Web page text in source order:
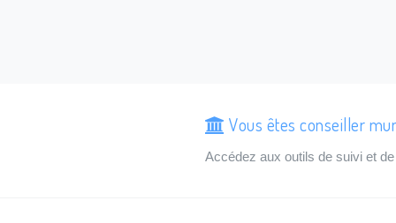
Vous êtes conseiller
Accédez aux outils de suivi et